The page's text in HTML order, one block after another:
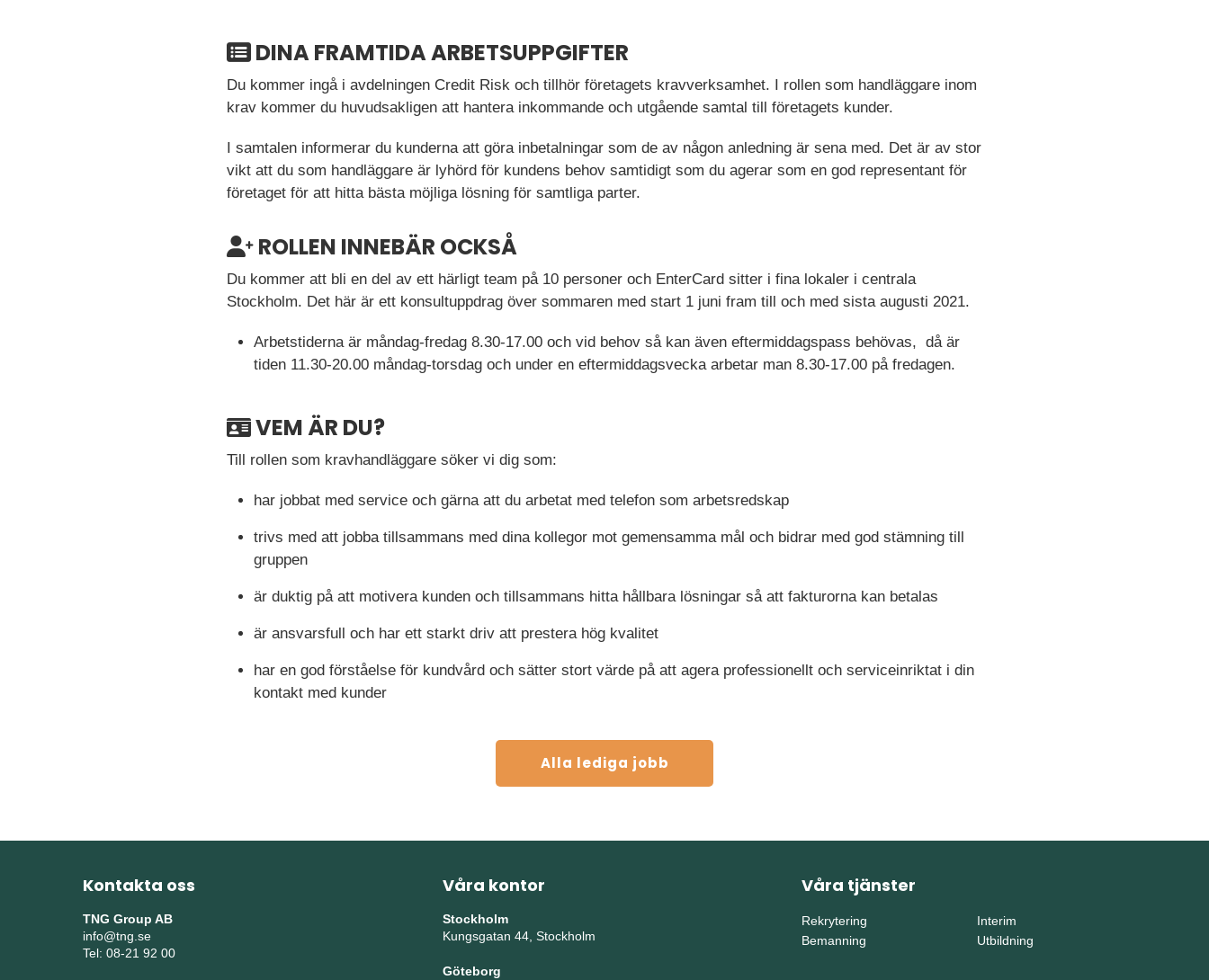
DINA FRAMTIDA ARBETSUPPGIFTER
Du kommer ingå i avdelningen Credit Risk och tillhör företagets kravverksamhet. I rollen som handläggare inom
krav kommer du huvudsakligen att hantera inkommande och utgående samtal till företagets kunder.
I samtalen informerar du kunderna att göra inbetalningar som de av någon anledning är sena med. Det är av stor
vikt att du som handläggare är lyhörd för kundens behov samtidigt som du agerar som en god representant för
företaget för att hitta bästa möjliga lösning för samtliga parter.
ROLLEN INNEBÄR OCKSÅ
Du kommer att bli en del av ett härligt team på 10 personer och EnterCard sitter i fina lokaler i centrala
Stockholm. Det här är ett konsultuppdrag över sommaren med start 1 juni fram till och med sista augusti 2021.
Arbetstiderna är måndag-fredag 8.30-17.00 och vid behov så kan även eftermiddagspass behövas, då är
tiden 11.30-20.00 måndag-torsdag och under en eftermiddagsvecka arbetar man 8.30-17.00 på fredagen.
VEM ÄR DU?
Till rollen som kravhandläggare söker vi dig som:
har jobbat med service och gärna att du arbetat med telefon som arbetsredskap
trivs med att jobba tillsammans med dina kollegor mot gemensamma mål och bidrar med god stämning till
gruppen
är duktig på att motivera kunden och tillsammans hitta hållbara lösningar så att fakturorna kan betalas
är ansvarsfull och har ett starkt driv att prestera hög kvalitet
har en god förståelse för kundvård och sätter stort värde på att agera professionellt och serviceinriktat i din
kontakt med kunder
Alla lediga jobb
Kontakta oss
TNG Group AB
info@tng.se
Tel: 08-21 92 00
Våra kontor
Stockholm
Kungsgatan 44, Stockholm
Göteborg
Våra tjänster
Rekrytering
Bemanning
Interim
Utbildning